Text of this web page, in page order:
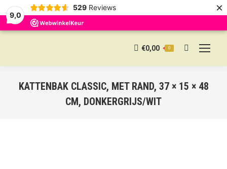
9,0
529 Reviews ×
€0,00 0 Search:
KATTENBAK CLASSIC, MET RAND, 37 × 15 × 48
CM, DONKERGRIJS/WIT